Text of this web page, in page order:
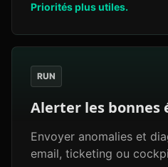
Priorités plus utiles.
RUN
Alerter les bonnes
Envoyer anomalies et
email, ticketing ou